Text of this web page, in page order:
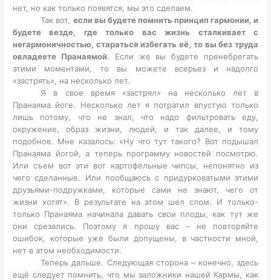
нет, но как только появятся, мы это сделаем.
Так вот, если вы будете помнить принцип гармонии, и
будете везде, где только вас жизнь сталкивает с
негармоничностью, стараться избегать её, то вы без труда
овладеете Пранаямой. Если же вы будете пренебрегать
этими моментами, то вы можете всерьез и надолго
«застрять», на несколько лет.
Я в свое время «застрял» на несколько лет в
Пранаяма йоге. Несколько лет я потратил впустую только
лишь потому, что не знал, что надо фильтровать еду,
окружение, образ жизни, людей, и так далее, и тому
подобное. Мне казалось: «Ну что тут такого? Вот подышал
Пранаяма йогой, а теперь программу новостей посмотрю.
Или съем вот эти вот картофельные чипсы, непонятно из
чего сделанные. Или пообщаюсь с придурковатыми этими
друзьями-подружками, которые сами не знают, чего от
жизни хотят». В результате на этом шел слом. И только-
только Пранаяма начинала давать свои плоды, как тут же
они срезались. Поэтому я прошу вас – не повторяйте
ошибок, которые уже были допущены, в частности мной,
нет в этом необходимости.
Теперь дальше. Следующая сторона – конечно, здесь
ещё следует помнить, что мы заложники нашей Кармы, как